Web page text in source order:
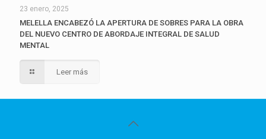
23 enero, 2025
MELELLA ENCABEZÓ LA APERTURA DE SOBRES PARA LA OBRA
DEL NUEVO CENTRO DE ABORDAJE INTEGRAL DE SALUD
MENTAL
Leer más